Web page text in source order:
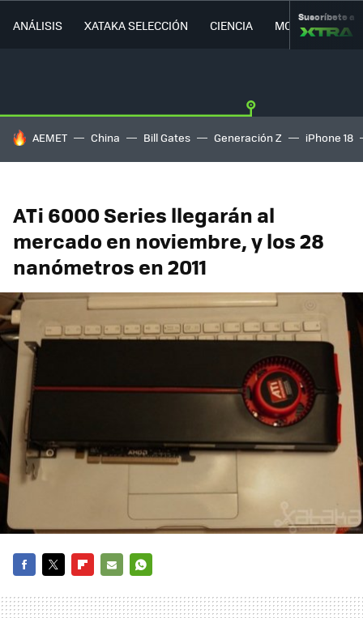
ANÁLISIS XATAKA SELECCIÓN CIENCIA MOVILIDAD
Suscríbete a
HOY SE HABLA DE
AEMET China Bill Gates Generación Z iPhone 18
ATi 6000 Series llegarán al
mercado en noviembre, y los 28
nanómetros en 2011
MAIL